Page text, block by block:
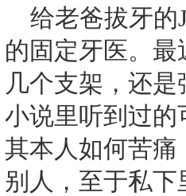
给老爸拔牙的
的固定牙医。
几个支架，还
小说里听到过
其本人如何苦
别人，至于私